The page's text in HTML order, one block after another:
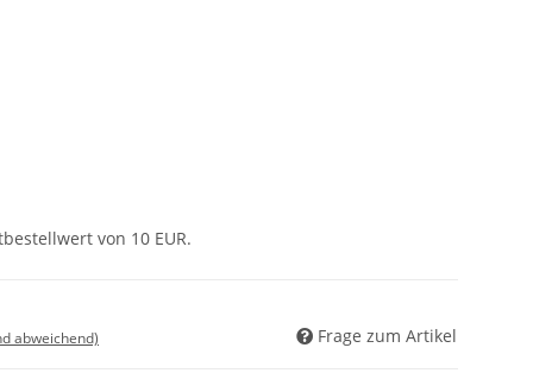
von 10 EUR.
abweichend) Frage zum Artikel